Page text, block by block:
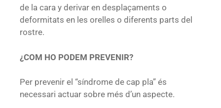
de la cara y derivar en desplaçaments o
deformitats en les orelles o diferents parts del
rostre.
¿COM HO PODEM PREVENIR?
Per prevenir el “síndrome de cap pla” és
necessari actuar sobre més d’un aspecte.